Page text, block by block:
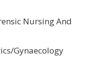
Nursing And
Gynaecology